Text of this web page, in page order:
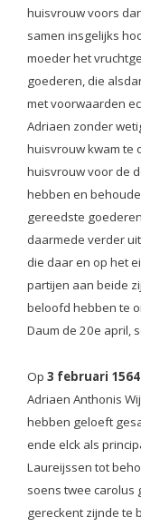
huisvrouw voors
samen insgelijks
moeder het
goederen, die
met voorwaarden
Adriaen zonder
huisvrouw kwam te
huisvrouw voor de
hebben en
gereedste
daarmede verder
die daar en op het
partijen aan beide
beloofd hebben te
Daum de 20e april,
Op 3 februari 1564
Adriaen Anthonis
hebben geloeft
ende elck als
Laureijssen tot
soens twee carolus
gereckent zijnde te